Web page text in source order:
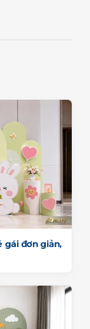
gái đơn giản,